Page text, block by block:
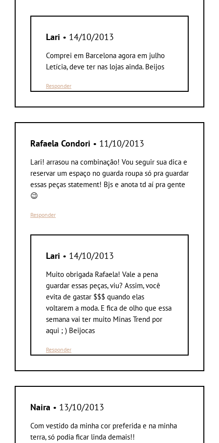
Lari • 14/10/2013
Comprei em Barcelona agora em julho
Letícia, deve ter nas lojas ainda. Beijos
Responder
Rafaela Condori • 11/10/2013
Lari! arrasou na combinação! Vou seguir sua dica e
reservar um espaço no guarda roupa só pra guardar
essas peças statement! Bjs e anota td aí pra gente
😉
Responder
Lari • 14/10/2013
Muito obrigada Rafaela! Vale a pena
guardar essas peças, viu? Assim, você
evita de gastar $$$ quando elas
voltarem a moda. E fica de olho que essa
semana vai ter muito Minas Trend por
aqui ; ) Beijocas
Responder
Naira • 13/10/2013
Com vestido da minha cor preferida e na minha
terra, só podia ficar linda demais!!